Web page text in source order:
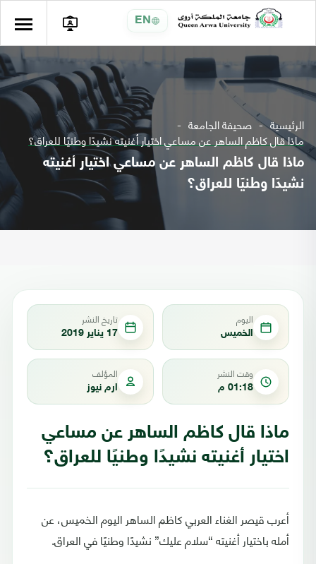
EN
الرئيسية صحيفة الجامعة
ماذا قال كاظم الساهر عن مساعي اختيار أغنيته نشيدًا وطنيًا للعراق؟
ماذا قال كاظم الساهر عن مساعي اختيار أغنيته
نشيدًا وطنيًا للعراق؟
اليوم
الخميس
تاريخ النشر
17 يناير 2019
وقت النشر
01:18 م
المؤلف
ارم نيوز
ماذا قال كاظم الساهر عن مساعي
اختيار أغنيته نشيدًا وطنيًا للعراق؟
أعرب قيصر الغناء العربي كاظم الساهر اليوم الخميس، عن
أمله باختيار أغنيته “سلام عليك” نشيدًا وطنيًا في العراق.